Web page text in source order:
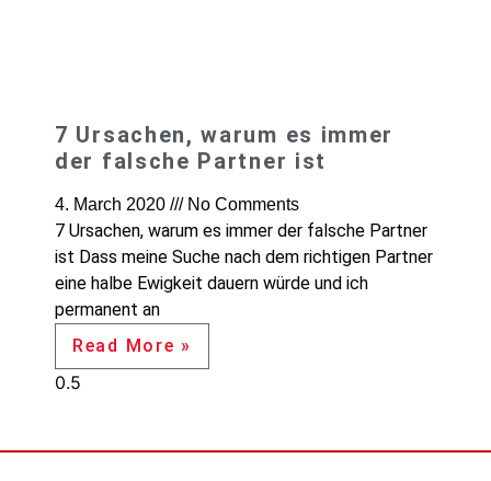
7 Ursachen, warum es immer
der falsche Partner ist
4. March 2020 No Comments
7 Ursachen, warum es immer der falsche Partner
ist Dass meine Suche nach dem richtigen Partner
eine halbe Ewigkeit dauern würde und ich
permanent an
Read More »